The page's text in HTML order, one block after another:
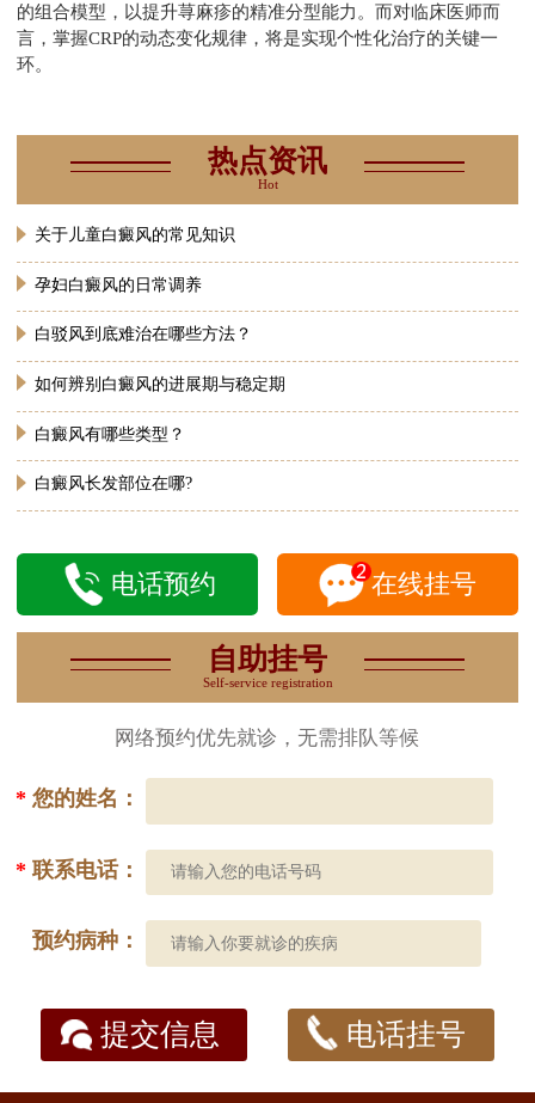
的组合模型，以提升荨麻疹的精准分型能力。而对临床医师而
言，掌握CRP的动态变化规律，将是实现个性化治疗的关键一
环。
热点资讯
Hot
关于儿童白癜风的常见知识
孕妇白癜风的日常调养
白驳风到底难治在哪些方法？
如何辨别白癜风的进展期与稳定期
白癜风有哪些类型？
白癜风长发部位在哪?
电话预约 在线挂号
自助挂号
Self-service registration
网络预约优先就诊，无需排队等候
*您的姓名：
*联系电话：
预约病种：
提交信息 电话挂号